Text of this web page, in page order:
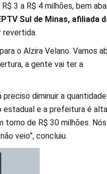
3 a R$ 4 milhões, bem
Sul de Minas, afiliada
revertida.
o Alzira Velano. Vamos
a gente vai ter a
diminuir a
estadual e a prefeitura é
torno de R$ 30 milhões. Nós
veio”, concluiu.